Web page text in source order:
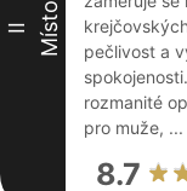
II Místo
pečlivost a
rozmanité
pro muže, ...
8.7